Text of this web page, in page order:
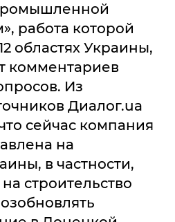
работа которой
областях Украины,
комментариев
Из
Диалог.ua
сейчас компания
на
в частности,
строительство